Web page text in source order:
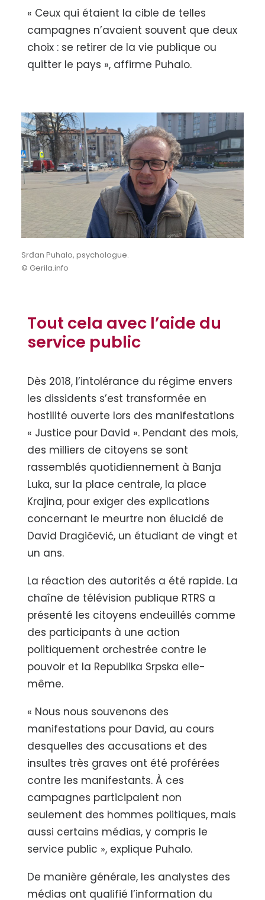
« Ceux qui étaient la cible de telles
campagnes n’avaient souvent que deux
choix : se retirer de la vie publique ou
quitter le pays », affirme Puhalo.
Srđan Puhalo, psychologue.
© Gerila.info
Tout cela avec l’aide du
service public
Dès 2018, l’intolérance du régime envers
les dissidents s’est transformée en
hostilité ouverte lors des manifestations
« Justice pour David ». Pendant des mois,
des milliers de citoyens se sont
rassemblés quotidiennement à Banja
Luka, sur la place centrale, la place
Krajina, pour exiger des explications
concernant le meurtre non élucidé de
David Dragičević, un étudiant de vingt et
un ans.
La réaction des autorités a été rapide. La
chaîne de télévision publique RTRS a
présenté les citoyens endeuillés comme
des participants à une action
politiquement orchestrée contre le
pouvoir et la Republika Srpska elle-
même.
« Nous nous souvenons des
manifestations pour David, au cours
desquelles des accusations et des
insultes très graves ont été proférées
contre les manifestants. À ces
campagnes participaient non
seulement des hommes politiques, mais
aussi certains médias, y compris le
service public », explique Puhalo.
De manière générale, les analystes des
médias ont qualifié l’information du